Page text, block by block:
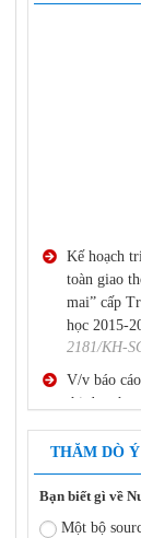
toàn giao
mai” cấp
học 2015-
2181/KH-
V/v báo
thi đua
lưu trữ năm
V/v báo
lưu trữ
2199 /
THĂM DÒ
Bạn biết gì về
Một bộ